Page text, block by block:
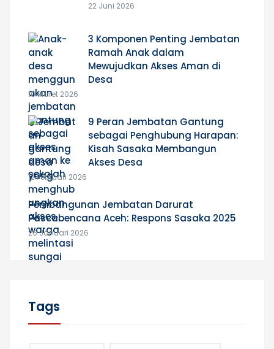
22 Juni 2026
3 Komponen Penting Jembatan
Ramah Anak dalam
Mewujudkan Akses Aman di
Desa
10 Maret 2026
9 Peran Jembatan Gantung
sebagai Penghubung Harapan:
Kisah Sasaka Membangun
Akses Desa
12 Februari 2026
Pembangunan Jembatan Darurat
Pascabencana Aceh: Respons Sasaka 2025
26 Januari 2026
Tags